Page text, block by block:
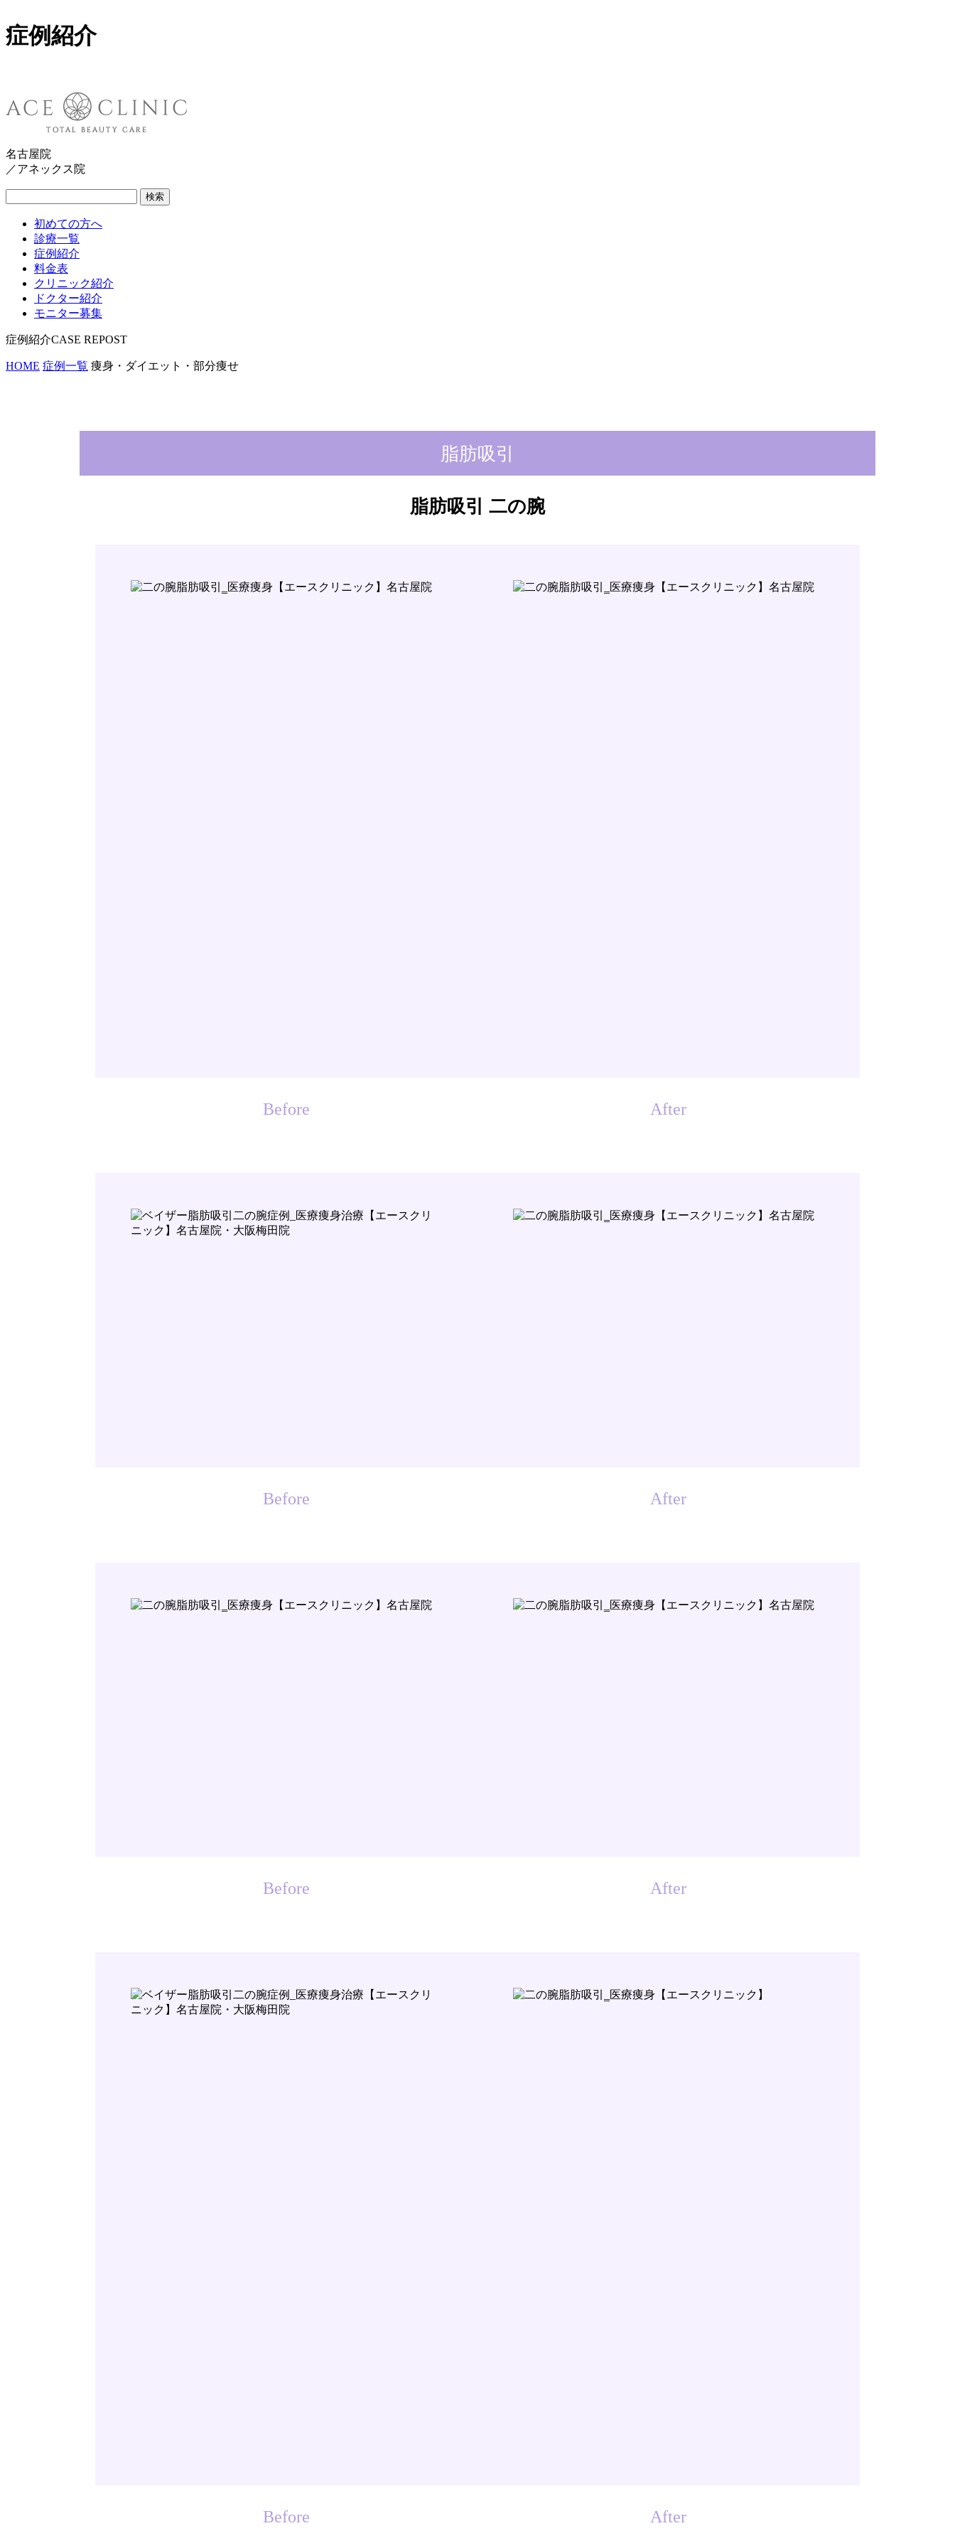
症例紹介
名古屋院
／アネックス院
検索
初めての方へ
診療一覧
症例紹介
料金表
クリニック紹介
ドクター紹介
モニター募集
症例紹介
HOME 症例一覧 痩身・ダイエット・部分痩せ
脂肪吸引
脂肪吸引 二の腕
Before After
Before After
Before After
Before After